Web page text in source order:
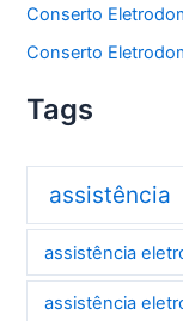
Conserto
Conserto
Tags
assistência
assistência
assistência